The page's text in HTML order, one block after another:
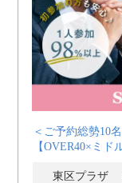
＜ご予約総勢10
【OVER40×ミド
東区プラザ